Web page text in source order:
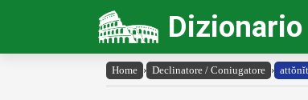
Home › Declinatore / Coniugatore ›